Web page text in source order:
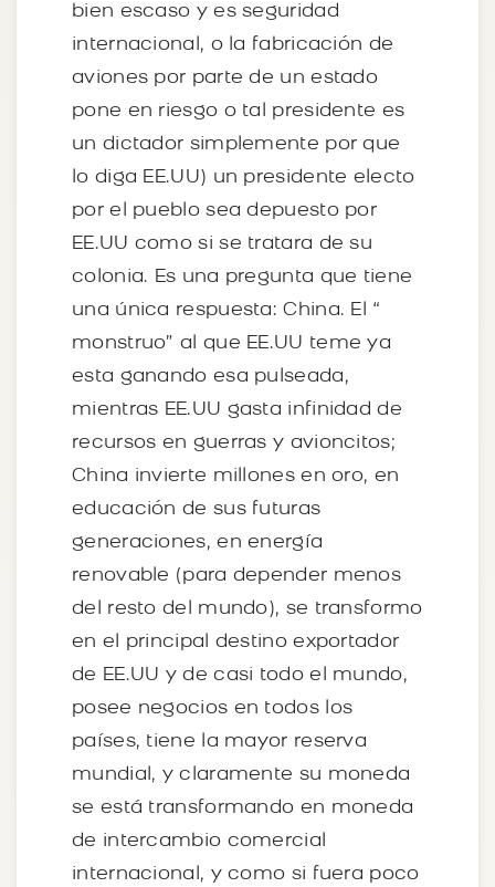
bien escaso y es seguridad
internacional, o la fabricación de
aviones por parte de un estado
pone en riesgo o tal presidente es
un dictador simplemente por que
lo diga EE.UU) un presidente electo
por el pueblo sea depuesto por
EE.UU como si se tratara de su
colonia. Es una pregunta que tiene
una única respuesta: China. El “
monstruo” al que EE.UU teme ya
esta ganando esa pulseada,
mientras EE.UU gasta infinidad de
recursos en guerras y avioncitos;
China invierte millones en oro, en
educación de sus futuras
generaciones, en energía
renovable (para depender menos
del resto del mundo), se transformo
en el principal destino exportador
de EE.UU y de casi todo el mundo,
posee negocios en todos los
países, tiene la mayor reserva
mundial, y claramente su moneda
se está transformando en moneda
de intercambio comercial
internacional, y como si fuera poco